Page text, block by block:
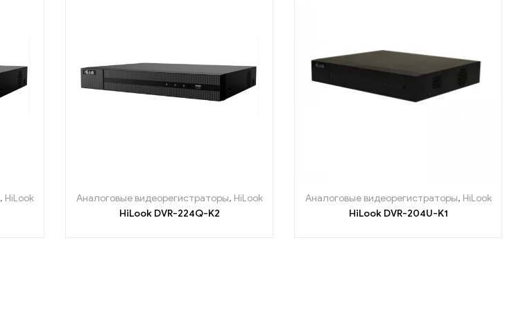
, HiLook
Аналоговые видеорегистраторы, HiLook
HiLook DVR-224Q-K2
Аналоговые видеорегистраторы, HiLook
HiLook DVR-204U-K1